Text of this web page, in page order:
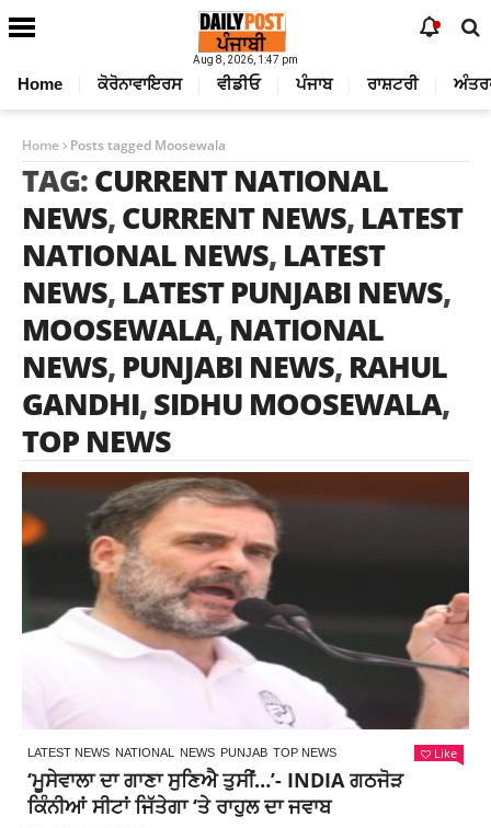
Aug 8, 2026, 1:47 pm
Home ਕੋਰੋਨਾਵਾਇਰਸ ਵੀਡੀਓ ਪੰਜਾਬ ਰਾਸ਼ਟਰੀ
Home Posts tagged Moosewala
TAG:CURRENT NATIONAL
NEWS,CURRENT NEWS, LATEST
NATIONAL NEWS, LATEST
NEWS, LATEST PUNJABI NEWS,
MOOSEWALA, NATIONAL
NEWS, PUNJABI NEWS, RAHUL
GANDHI,SIDHU MOOSEWALA,
TOP NEWS
LATEST NEWS NATIONAL NEWS PUNJAB TOP NEWS Like
‘ਮੂਸੇਵਾਲਾ ਦਾ ਗਾਣਾ ਸੁਣਿਐ ਤੁਸੀਂ…’- INDIA ਗਠਜੋੜ
ਕਿੰਨੀਆਂ ਸੀਟਾਂ ਜਿੱਤੇਗਾ ‘ਤੇ ਰਾਹੁਲ ਦਾ ਜਵਾਬ